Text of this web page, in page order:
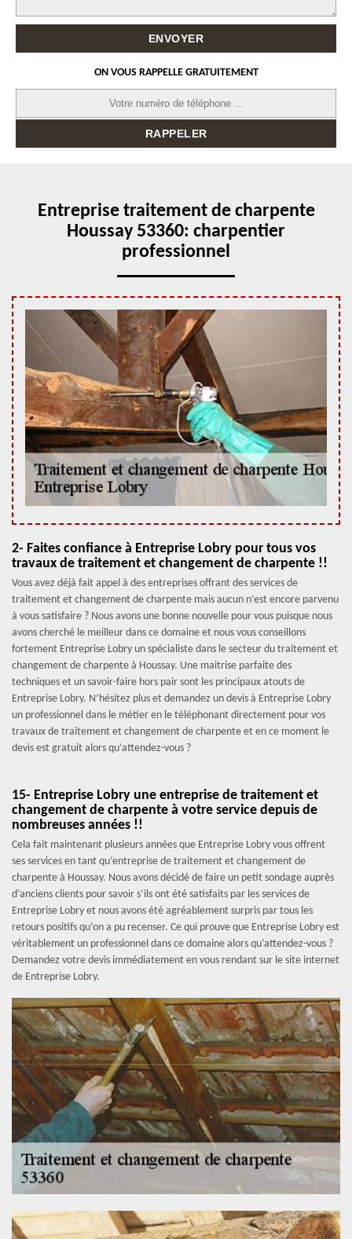
ON VOUS RAPPELLE GRATUITEMENT
Entreprise traitement de charpente
Houssay 53360: charpentier
professionnel
2- Faites confiance à Entreprise Lobry pour tous vos
travaux de traitement et changement de charpente !!
Vous avez déjà fait appel à des entreprises offrant des services de
traitement et changement de charpente mais aucun n’est encore parvenu
à vous satisfaire ? Nous avons une bonne nouvelle pour vous puisque nous
avons cherché le meilleur dans ce domaine et nous vous conseillons
fortement Entreprise Lobry un spécialiste dans le secteur du traitement et
changement de charpente à Houssay. Une maitrise parfaite des
techniques et un savoir-faire hors pair sont les principaux atouts de
Entreprise Lobry. N’hésitez plus et demandez un devis à Entreprise Lobry
un professionnel dans le métier en le téléphonant directement pour vos
travaux de traitement et changement de charpente et en ce moment le
devis est gratuit alors qu’attendez-vous ?
15- Entreprise Lobry une entreprise de traitement et
changement de charpente à votre service depuis de
nombreuses années !!
Cela fait maintenant plusieurs années que Entreprise Lobry vous offrent
ses services en tant qu’entreprise de traitement et changement de
charpente à Houssay. Nous avons décidé de faire un petit sondage auprès
d’anciens clients pour savoir s’ils ont été satisfaits par les services de
Entreprise Lobry et nous avons été agréablement surpris par tous les
retours positifs qu’on a pu recenser. Ce qui prouve que Entreprise Lobry est
véritablement un professionnel dans ce domaine alors qu’attendez-vous ?
Demandez votre devis immédiatement en vous rendant sur le site internet
de Entreprise Lobry.